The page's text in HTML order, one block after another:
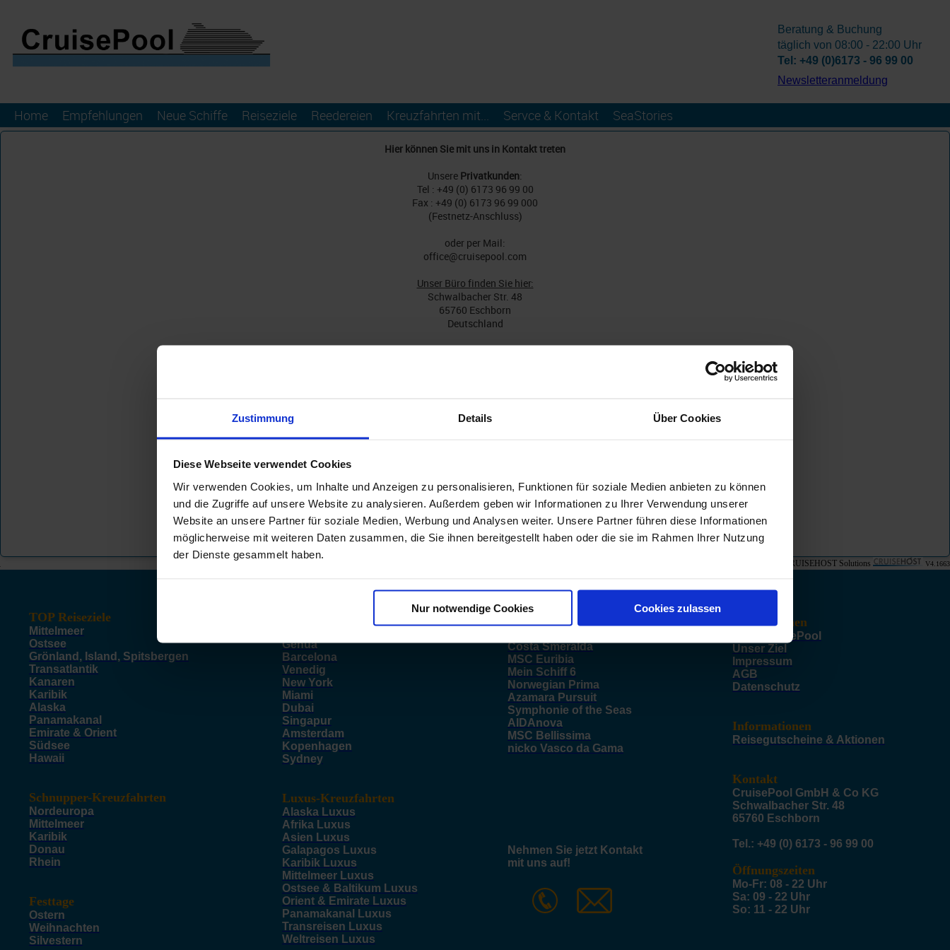
Zustimmung Details Über Cookies
Diese Webseite verwendet Cookies
Wir verwenden Cookies, um Inhalte und Anzeigen zu personalisieren, Funktionen für soziale Medien anbieten zu können
und die Zugriffe auf unsere Website zu analysieren. Außerdem geben wir Informationen zu Ihrer Verwendung unserer
Website an unsere Partner für soziale Medien, Werbung und Analysen weiter. Unsere Partner führen diese Informationen
möglicherweise mit weiteren Daten zusammen, die Sie ihnen bereitgestellt haben oder die sie im Rahmen Ihrer Nutzung
der Dienste gesammelt haben.
Nur notwendige Cookies Cookies zulassen
Home Empfehlungen Neue Schiffe Reiseziele Reedereien Kreuzfahrten mit... Servce & Kontakt SeaStories
Beratung & Buchung
täglich von 08:00 - 22:00 Uhr
Tel: +49 (0)6173 - 96 99 00
­Newsletteranmeldung
Hier können Sie mit uns in Kontakt treten
Unsere Privatkunden:
Tel : +49 (0) 6173 96 99 00
Fax : +49 (0) 6173 96 99 000
(Festnetz-Anschluss)
oder per Mail:
office@cruisepool.com
Unser Büro finden Sie hier:
Schwalbacher Str. 48
65760 Eschborn
Deutschland
sowie per Mail an office@cruisepool.com
An gesetzlichen Feiertagen, Heiligabend sowie Silvester kann die Erreichbarkeit eingeschränkt sein!
© CRUISEHOST Solutions V4.1663
TOP Reiseziele
Mittelmeer
Ostsee
Grönland, Island, Spitsbergen
Transatlantik
Kanaren
Karibik
Alaska
Panamakanal
Emirate & Orient
Südsee
Hawaii
Schnupper-Kreuzfahrten
Nordeuropa
Mittelmeer
Karibik
Donau
Rhein
Festtage
Ostern
Weihnachten
Silvestern
Genua
Barcelona
Venedig
New York
Miami
Dubai
Singapur
Amsterdam
Kopenhagen
Sydney
Luxus-Kreuzfahrten
Alaska Luxus
Afrika Luxus
Asien Luxus
Galapagos Luxus
Karibik Luxus
Mittelmeer Luxus
Ostsee & Baltikum Luxus
Orient & Emirate Luxus
Panamakanal Luxus
Transreisen Luxus
Weltreisen Luxus
TOP Schiffe
Costa Smeralda
MSC Euribia
Mein Schiff 6
Norwegian Prima
Azamara Pursuit
Symphonie of the Seas
AIDAnova
MSC Bellissima
nicko Vasco da Gama
Nehmen Sie jetzt Kontakt
mit uns auf!
Unternehmen
Über CruisePool
Unser Ziel
Impressum
AGB
Datenschutz
Informationen
Reisegutscheine & Aktionen
Kontakt
CruisePool GmbH & Co KG
Schwalbacher Str. 48
65760 Eschborn
Tel.: +49 (0) 6173 - 96 99 00
Öffnungszeiten
Mo-Fr: 08 - 22 Uhr
Sa: 09 - 22 Uhr
So: 11 - 22 Uhr